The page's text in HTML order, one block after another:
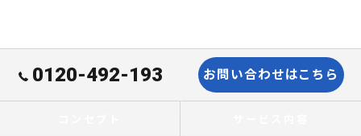
0120-492-193 お問い合わせはこちら